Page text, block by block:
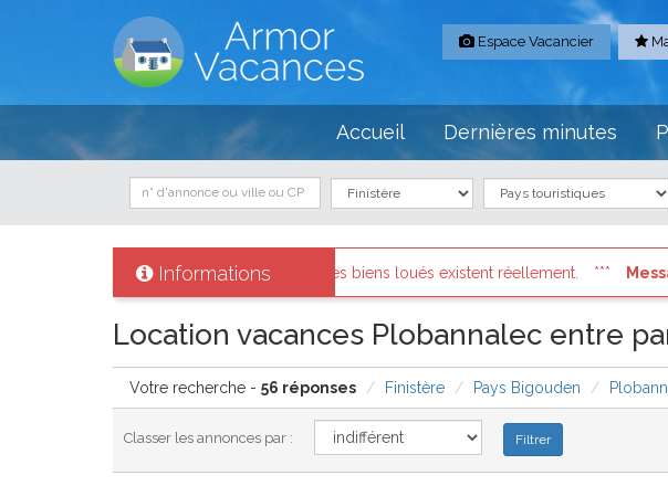
Espace Vacancier
Accueil Dernières minutes
Informations
et les biens loués existent réellement. Messages des internautes pressés:
Location vacances Plobannalec entre
Votre recherche - 56 réponses Finistère Pays Bigouden
Classer les annonces par :